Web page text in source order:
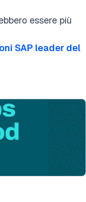
essere più
SAP leader del